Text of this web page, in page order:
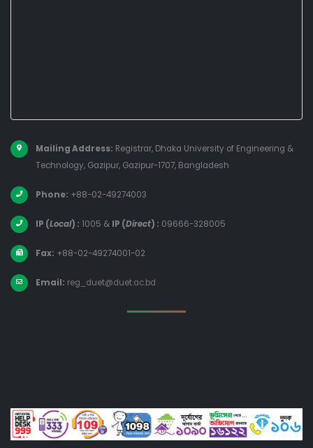
Mailing Address: Registrar, Dhaka University of Engineering &
Technology, Gazipur, Gazipur-1707, Bangladesh
Phone: +88-02-49274003
IP (Local) : 1005 & IP (Direct) : 09666-328005
Fax: +88-02-49274001-02
Email: reg_duet@duet.ac.bd